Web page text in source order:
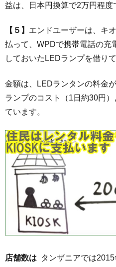
益は、日本円換算で2万円程度
【５】 エンドユーザーは、キ
払って、WPDで携帯電話の充
しておいたLEDランプを借り
金額は、LEDランタンの料金
ランプのコスト（1日約30円
ています。
店舗数は タンザニアでは